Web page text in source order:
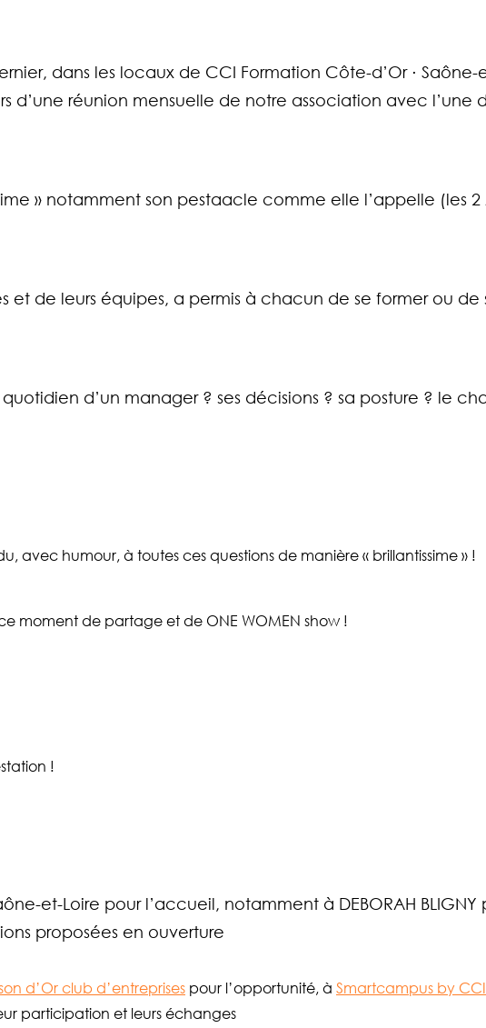
dans les locaux de CCI Formation Côte-d’Or ⋅ Saône-
d’une réunion mensuelle de notre association avec l’une
» notamment son pestaacle comme elle l’appelle (les
et de leurs équipes, a permis à chacun de se former ou de
d’un manager ? ses décisions ? sa posture ? le
avec humour, à toutes ces questions de manière « brillantissime » !
moment de partage et de ONE WOMEN show !
!
et-Loire pour l’accueil, notamment à DEBORAH BLIGNY
proposées en ouverture
d’Or club d’entreprises pour l’opportunité, à Smartcampus by CCI
participation et leurs échanges